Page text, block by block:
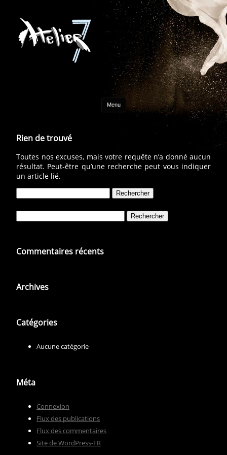
Menu Aller au contenu
Rien de trouvé
Toutes nos excuses, mais votre requête n’a donné aucun
résultat. Peut-être qu’une recherche peut vous indiquer
un article lié.
Commentaires récents
Archives
Catégories
Aucune catégorie
Méta
Connexion
Flux des publications
Flux des commentaires
Site de WordPress-FR